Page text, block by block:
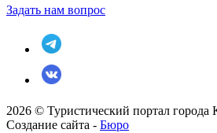
Задать нам вопрос
2026 © Туристический портал города
Создание сайта - Бюро